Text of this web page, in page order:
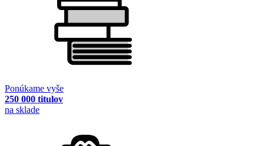
Ponúkame vyše
250 000 titulov
na sklade